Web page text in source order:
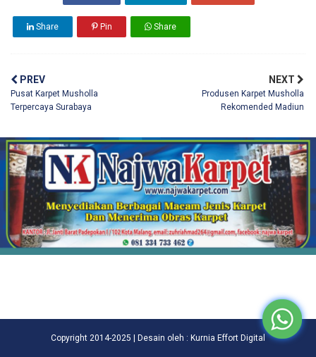
Share Pin Share
PREV
Pusat Karpet Musholla
Terpercaya Surabaya
NEXT
Produsen Karpet Musholla
Rekomended Madiun
Copyright 2014-2025 | Desain oleh : Kurnia Effort Digital